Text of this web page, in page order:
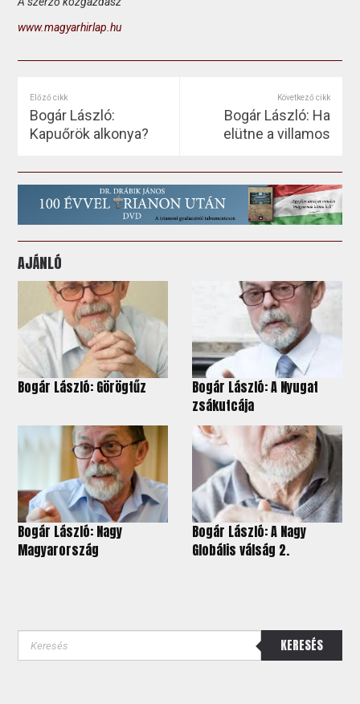
www.magyarhirlap.hu
Előző cikk
Bogár László:
Kapuőrök alkonya?
Következő cikk
Bogár László: Ha
elütne a villamos
AJÁNLÓ
Bogár László: Görögtűz
Bogár László: A Nyugat
zsákutcája
Bogár László: Nagy
Magyarország
Bogár László: A Nagy
Globális válság 2.
KERESÉS